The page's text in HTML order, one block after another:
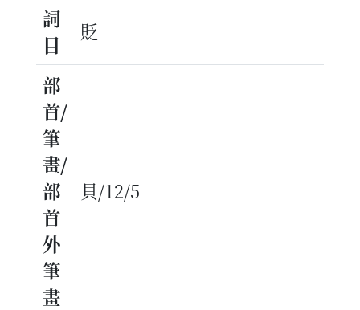
詞
目
貶
部
首/
筆
畫/
部
首
外
筆
畫
貝/12/5